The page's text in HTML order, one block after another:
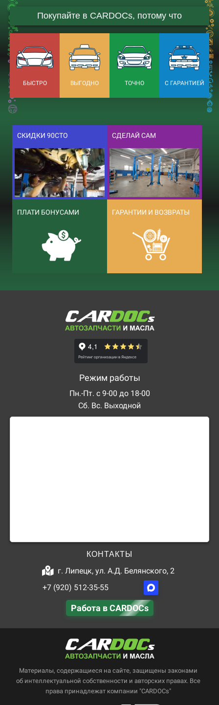
Покупайте в CARDOCs, потому что
БЫСТРО ВЫГОДНО ТОЧНО С ГАРАНТИЕЙ
СКИДКИ 90СТО СДЕЛАЙ САМ
ПЛАТИ БОНУСАМИ ГАРАНТИИ И ВОЗВРАТЫ
Режим работы
Пн.-Пт. с 9-00 до 18-00
Сб. Вс. Выходной
КОНТАКТЫ
г. Липецк, ул. А.Д. Белянского, 2
+7 (920) 512-35-55
Работа в CARDOCs
Материалы, содержащиеся на сайте, защищены законами
об интеллектуальной собственности и авторских правах. Все
права принадлежат компании "CARDOCs"